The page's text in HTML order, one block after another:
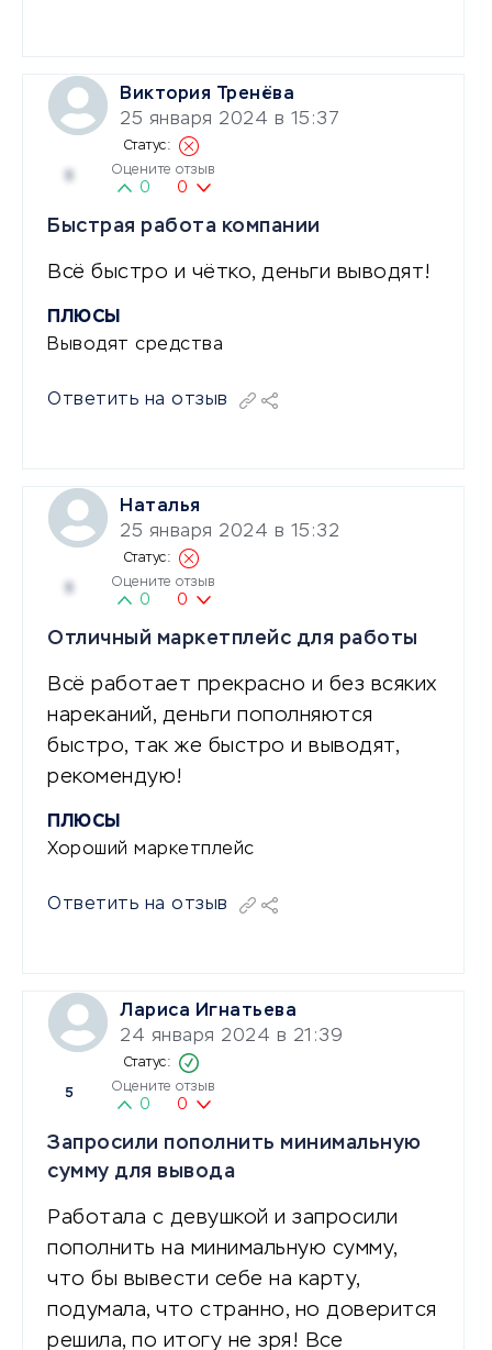
Виктория Тренёва
25 января 2024 в 15:37
Оцените отзыв
0 0
Быстрая работа компании
Всё быстро и чётко, деньги выводят!
ПЛЮСЫ
Выводят средства
Ответить на отзыв
Наталья
25 января 2024 в 15:32
Оцените отзыв
0 0
Отличный маркетплейс для работы
Всё работает прекрасно и без всяких
нареканий, деньги пополняются
быстро, так же быстро и выводят,
рекомендую!
ПЛЮСЫ
Хороший маркетплейс
Ответить на отзыв
Лариса Игнатьева
24 января 2024 в 21:39
5 Оцените отзыв
0 0
Запросили пополнить минимальную
сумму для вывода
Работала с девушкой и запросили
пополнить на минимальную сумму,
что бы вывести себе на карту,
подумала, что странно, но доверится
решила, по итогу не зря! Все